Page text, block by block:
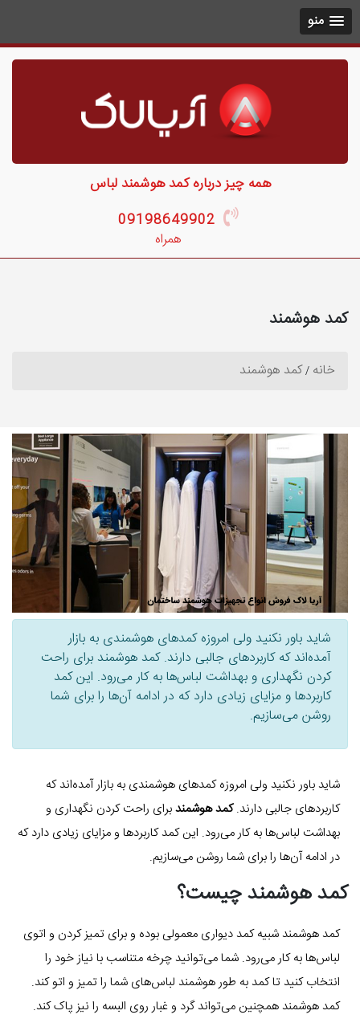
منو
همه چیز درباره کمد هوشمند لباس
09198649902
همراه
کمد هوشمند
خانه کمد هوشمند
شاید باور نکنید ولی امروزه کمدهای هوشمندی به بازار
آمده‌اند که کاربردهای جالبی دارند. کمد هوشمند برای راحت
کردن نگهداری و بهداشت لباس‌ها به کار می‌رود. این کمد
کاربردها و مزایای زیادی دارد که در ادامه آن‌ها را برای شما
روشن می‌سازیم.
شاید باور نکنید ولی امروزه کمدهای هوشمندی به بازار آمده‌اند که
کاربردهای جالبی دارند.کمد هوشمندبرای راحت کردن نگهداری و
بهداشت لباس‌ها به کار می‌رود. این کمد کاربردها و مزایای زیادی دارد که
در ادامه آن‌ها را برای شما روشن می‌سازیم.
کمد هوشمند چیست؟
کمد هوشمند شبیه کمد دیواری معمولی بوده و برای تمیز کردن و اتوی
لباس‌ها به کار می‌رود. شما می‌توانید چرخه متناسب با نیاز خود را
انتخاب کنید تا کمد به طور هوشمند لباس‌های شما را تمیز و اتو کند.
کمد هوشمند همچنین می‌تواند گرد و غبار روی البسه را نیز پاک کند.